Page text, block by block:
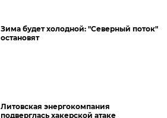
Зима будет холодной: "Северный поток"
остановят
Литовская энергокомпания
подверглась хакерской атаке